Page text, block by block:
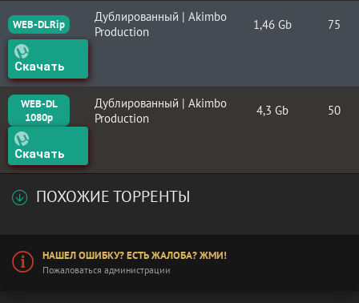
WEB-DLRip
Дублированный | Akimbo
Production
1,46 Gb 75
Скачать
WEB-DL
1080p
Дублированный | Akimbo
Production
4,3 Gb 50
Скачать
ПОХОЖИЕ ТОРРЕНТЫ
НАШЕЛ ОШИБКУ? ЕСТЬ ЖАЛОБА? ЖМИ!
Пожаловаться администрации